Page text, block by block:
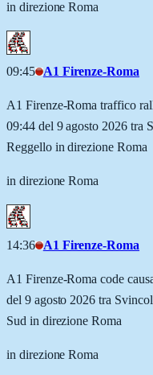
in direzione Roma
09:45 A1 Firenze-Roma
A1 Firenze-Roma traffico
09:44 del 9 agosto 2026 tra
Reggello in direzione Roma
in direzione Roma
14:36 A1 Firenze-Roma
A1 Firenze-Roma code
del 9 agosto 2026 tra
Sud in direzione Roma
in direzione Roma